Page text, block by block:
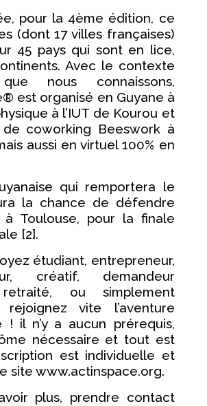
pour la 4ème édition, ce
(dont 17 villes françaises)
45 pays qui sont en lice,
Avec le contexte
nous connaissons,
est organisé en Guyane à
à l’IUT de Kourou et
de coworking Beeswork à
aussi en virtuel 100% en
qui remportera le
la chance de défendre
Toulouse, pour la finale
[2].
étudiant, entrepreneur,
créatif, demandeur
retraité, ou simplement
rejoignez vite l’aventure
! il n’y a aucun prérequis,
nécessaire et tout est
est individuelle et
site www.actinspace.org.
plus, prendre contact